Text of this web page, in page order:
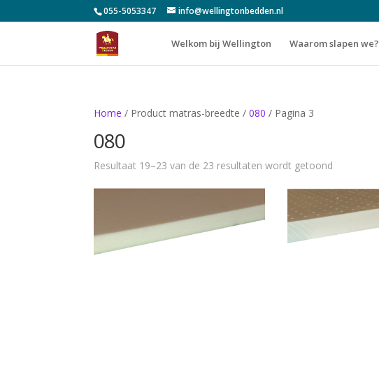
055-5053347 info@wellingtonbedden.nl
Welkom bij Wellington Waarom slapen we?
Home / Product matras-breedte /080 / Pagina 3
080
Resultaat 19–23 van de 23 resultaten wordt getoond